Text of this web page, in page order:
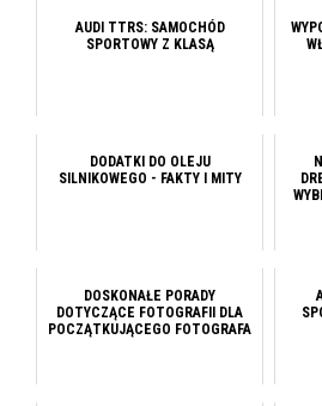
AUDI TTRS: SAMOCHÓD
SPORTOWY Z KLASĄ
DODATKI DO OLEJU
SILNIKOWEGO - FAKTY I MITY
DOSKONAŁE PORADY
DOTYCZĄCE FOTOGRAFII DLA
POCZĄTKUJĄCEGO FOTOGRAFA